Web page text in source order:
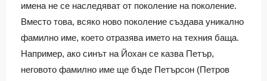
имена не се наследяват от поколение на поколение.
Вместо това, всяко ново поколение създава уникално
фамилно име, което отразява името на техния баща.
Например, ако синът на Йохан се казва Петър,
неговото фамилно име ще бъде Петърсон (Петров